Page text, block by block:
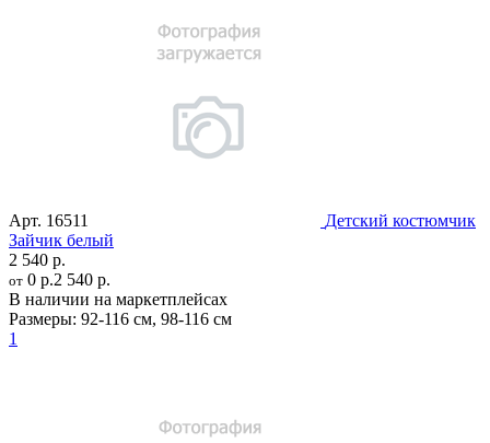
Арт. 16511
Детский костюмчик
Зайчик белый
2 540 р.
от 0 р.2 540 р.
В наличии на маркетплейсах
Размеры: 92-116 см, 98-116 см
1